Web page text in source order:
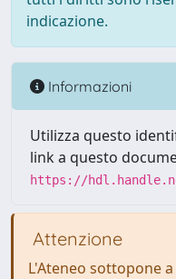
indicazione.
Informazioni
Utilizza questo
link a questo
https://
Attenzione
L'Ateneo sottopone